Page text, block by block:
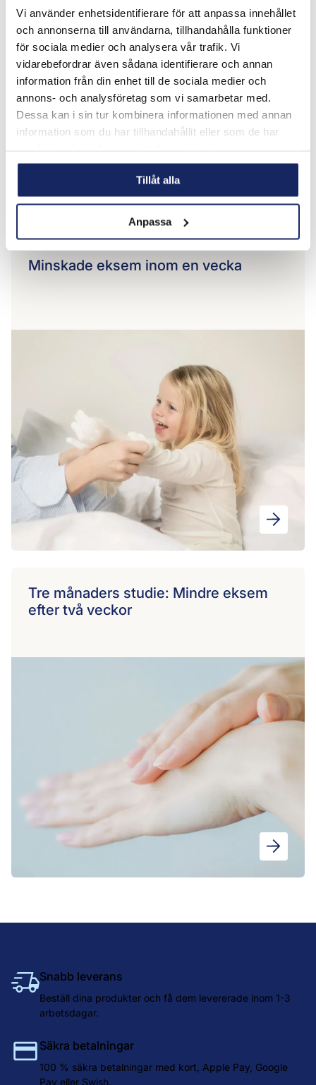
Vi använder enhetsidentifierare för att anpassa innehållet
och annonserna till användarna, tillhandahålla funktioner
för sociala medier och analysera vår trafik. Vi
vidarebefordrar även sådana identifierare och annan
information från din enhet till de sociala medier och
annons- och analysföretag som vi samarbetar med.
Dessa kan i sin tur kombinera informationen med annan
information som du har tillhandahållit eller som de har
Tillåt alla
Anpassa
Minskade eksem inom en vecka
Tre månaders studie: Mindre eksem
efter två veckor
Snabb leverans
Beställ dina produkter och få dem levererade inom 1-3
arbetsdagar.
Säkra betalningar
100 % säkra betalningar med kort, Apple Pay, Google
Pay eller Swish.